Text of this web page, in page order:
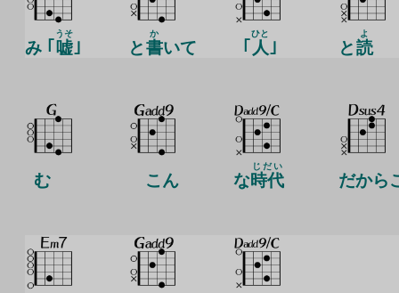
み ｢ 嘘
うそ
｣ と書
か
いて ｢ 人
ひと
｣ と読
よ
む こん な時代
じだい
だから